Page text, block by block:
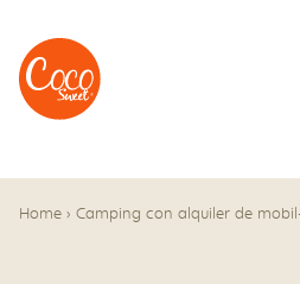
Ir al menú
Ir a los contenidos
Home › Camping con alquiler de